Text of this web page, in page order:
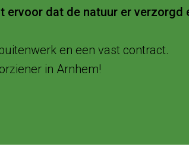
dat de natuur er verzorgd
en een vast contract.
in Arnhem!